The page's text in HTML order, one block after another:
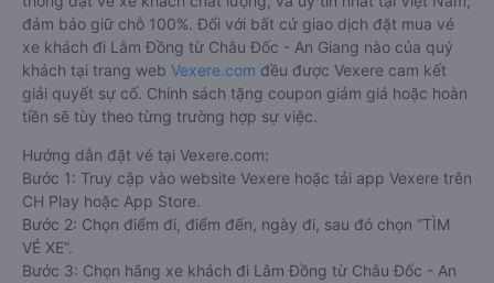
đảm bảo giữ chỗ 100%. Đối với bất cứ giao dịch đặt mua vé
xe khách đi Lâm Đồng từ Châu Đốc - An Giang nào của quý
khách tại trang web Vexere.com đều được Vexere cam kết
giải quyết sự cố. Chính sách tặng coupon giảm giá hoặc hoàn
tiền sẽ tùy theo từng trường hợp sự việc.
Hướng dẫn đặt vé tại Vexere.com:
Bước 1: Truy cập vào website Vexere hoặc tải app Vexere trên
CH Play hoặc App Store.
Bước 2: Chọn điểm đi, điểm đến, ngày đi, sau đó chọn “TÌM
VÉ XE”.
Bước 3: Chọn hãng xe khách đi Lâm Đồng từ Châu Đốc - An